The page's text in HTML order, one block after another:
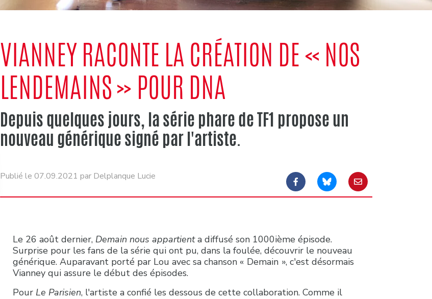
VIANNEY RACONTE LA CRÉATION DE « NOS
LENDEMAINS » POUR DNA
Depuis quelques jours, la série phare de TF1 propose un
nouveau générique signé par l'artiste.
Publié le 07.09.2021 par Delplanque Lucie
Le 26 août dernier, Demain nous appartienta diffusé son 1000ième épisode.
Surprise pour les fans de la série qui ont pu, dans la foulée, découvrir le nouveau
générique. Auparavant porté par Lou avec sa chanson « Demain », c'est désormais
Vianney qui assure le début des épisodes.
Pour Le Parisien, l'artiste a confié les dessous de cette collaboration. Comme il